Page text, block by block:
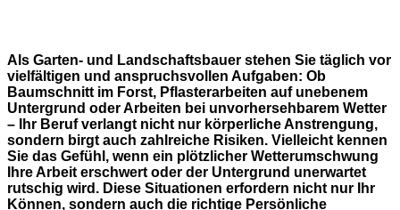
Als Garten- und Landschaftsbauer stehen Sie täglich vor
vielfältigen und anspruchsvollen Aufgaben: Ob
Baumschnitt im Forst, Pflasterarbeiten auf unebenem
Untergrund oder Arbeiten bei unvorhersehbarem Wetter
– Ihr Beruf verlangt nicht nur körperliche Anstrengung,
sondern birgt auch zahlreiche Risiken. Vielleicht kennen
Sie das Gefühl, wenn ein plötzlicher Wetterumschwung
Ihre Arbeit erschwert oder der Untergrund unerwartet
rutschig wird. Diese Situationen erfordern nicht nur Ihr
Können, sondern auch die richtige Persönliche